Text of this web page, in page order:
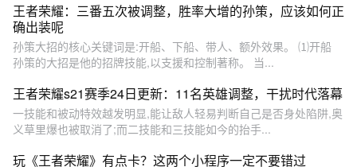
王者荣耀：三番五次被调整，胜率大增的孙策，应该如何正
确出装呢
孙策大招的核心关键词是:开船、下船、带人、额外效果。 ⑴开船
孙策的大招是他的招牌技能,以支援和控制著称。 当...
王者荣耀s21赛季24日更新：11名英雄调整，干扰时代落幕
一技能和被动特效越发明显,能让敌人轻易判断自己是否身处陷阱,奥
义草里爆也被取消了;而二技能和三技能如今的抬手...
玩《王者荣耀》有点卡？这两个小程序一定不要错过